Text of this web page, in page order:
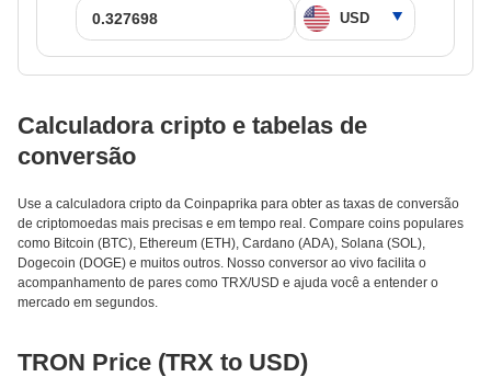
Calculadora cripto e tabelas de
conversão
Use a calculadora cripto da Coinpaprika para obter as taxas de conversão
de criptomoedas mais precisas e em tempo real. Compare coins populares
como Bitcoin (BTC), Ethereum (ETH), Cardano (ADA), Solana (SOL),
Dogecoin (DOGE) e muitos outros. Nosso conversor ao vivo facilita o
acompanhamento de pares como TRX/USD e ajuda você a entender o
mercado em segundos.
TRON Price (TRX to USD)